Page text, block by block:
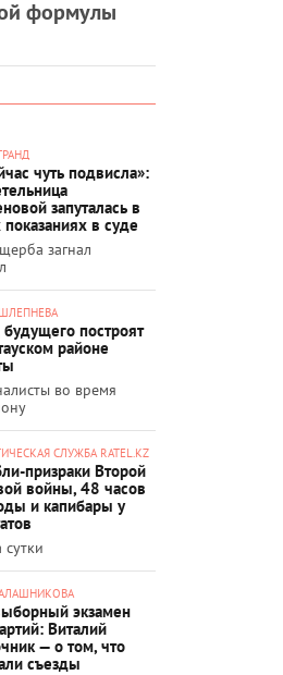
формулы
чуть подвисла»:
запуталась в
показаниях в суде
загнал
будущего построят
районе
во время
СЛУЖБА RATEL.KZ
призраки Второй
войны, 48 часов
и капибары у
сутки
экзамен
Виталий
— о том, что
съезды